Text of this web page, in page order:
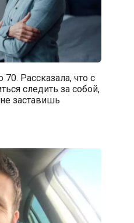
Рассказала, что с
следить за собой,
заставишь